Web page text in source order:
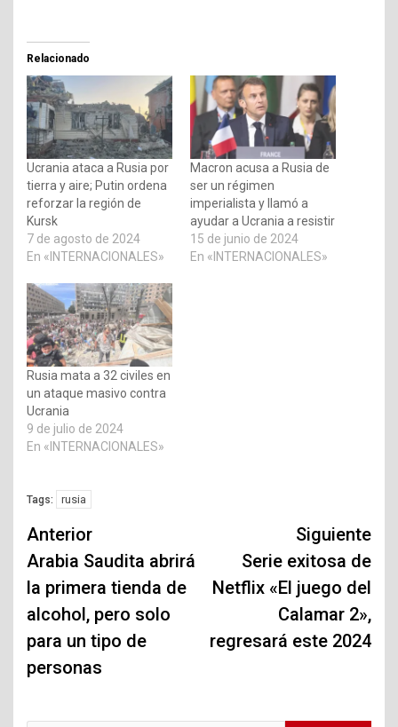
Relacionado
Ucrania ataca a Rusia por
tierra y aire; Putin ordena
reforzar la región de
Kursk
7 de agosto de 2024
En «INTERNACIONALES»
Macron acusa a Rusia de
ser un régimen
imperialista y llamó a
ayudar a Ucrania a resistir
15 de junio de 2024
En «INTERNACIONALES»
Rusia mata a 32 civiles en
un ataque masivo contra
Ucrania
9 de julio de 2024
En «INTERNACIONALES»
Tags: rusia
Navegación
de
entradas
Anterior
Arabia Saudita abrirá
la primera tienda de
alcohol, pero solo
para un tipo de
personas
Siguiente
Serie exitosa de
Netflix «El juego del
Calamar 2»,
regresará este 2024